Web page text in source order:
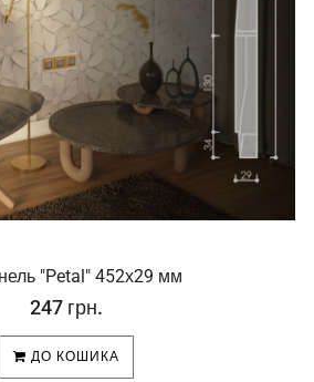
"Petal" 452х29 мм
247 грн.
ДО КОШИКА